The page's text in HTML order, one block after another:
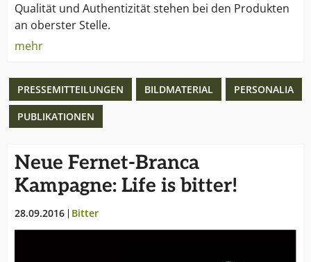
Qualität und Authentizität stehen bei den Produkten
an oberster Stelle.
Borco-Marken mit insgesamt 12 Medaillen bei der
„International Wine & Spirits Competition 2007“. Das
Erfolgsrezept: Überzeugende, starke Marken und die
richtige Strategie.
1948 wurde BORCO Borm & Co. in Hamburg
gegründet. Eine Erweiterung erfolgte 1972 durch die
Neugründung von BORCO-Marken-Import. Von
Anfang an zu 100 % im Besitz der Familie Matthiesen,
mehr
PRESSEMITTEILUNGEN BILDMATERIAL PERSONALIA
PUBLIKATIONEN
Neue Fernet-Branca
Kampagne: Life is bitter!
28.09.2016 Bitter